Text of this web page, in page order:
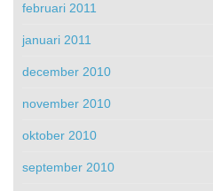
februari 2011
januari 2011
december 2010
november 2010
oktober 2010
september 2010